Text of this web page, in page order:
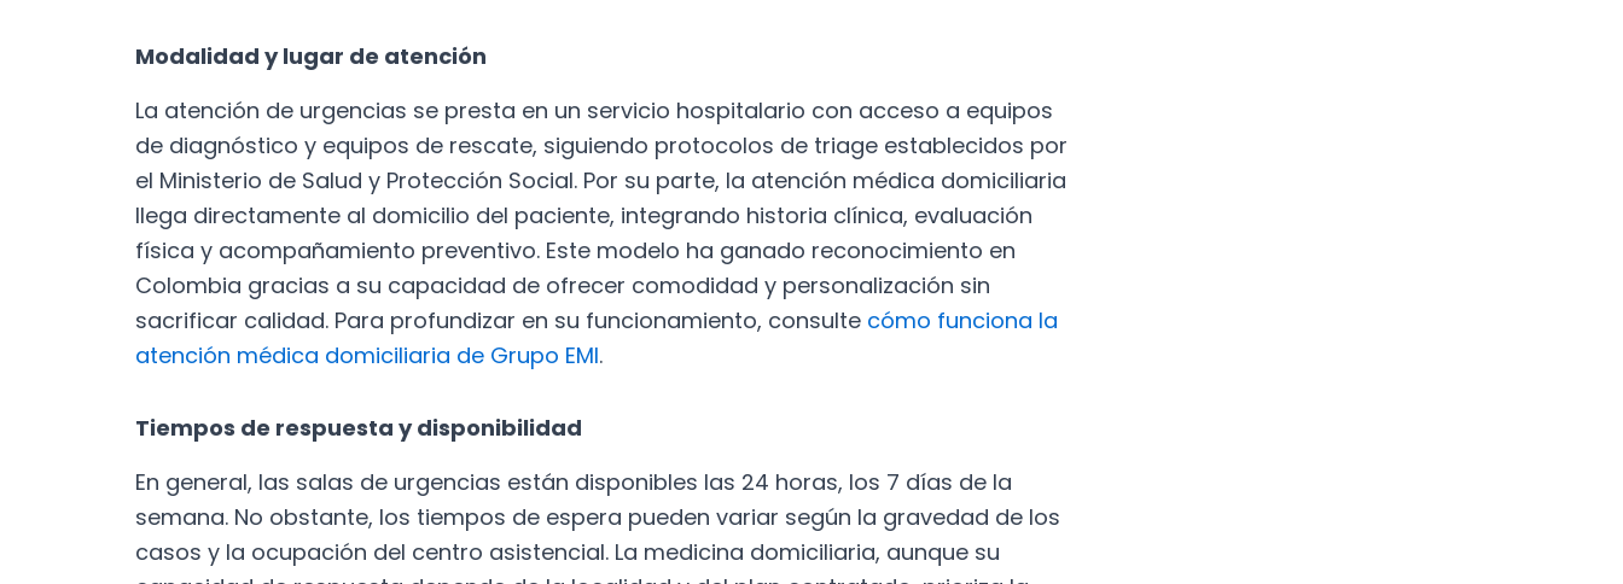
Modalidad y lugar de atención
La atención de urgencias se presta en un servicio hospitalario con acceso a equipos
de diagnóstico y equipos de rescate, siguiendo protocolos de triage establecidos por
el Ministerio de Salud y Protección Social. Por su parte, la atención médica domiciliaria
llega directamente al domicilio del paciente, integrando historia clínica, evaluación
física y acompañamiento preventivo. Este modelo ha ganado reconocimiento en
Colombia gracias a su capacidad de ofrecer comodidad y personalización sin
sacrificar calidad. Para profundizar en su funcionamiento, consulte cómo funciona la
atención médica domiciliaria de Grupo EMI.
Tiempos de respuesta y disponibilidad
En general, las salas de urgencias están disponibles las 24 horas, los 7 días de la
semana. No obstante, los tiempos de espera pueden variar según la gravedad de los
casos y la ocupación del centro asistencial. La medicina domiciliaria, aunque su